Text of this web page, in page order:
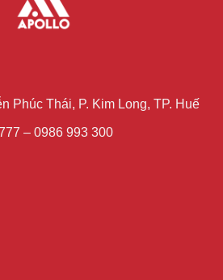
Phúc Thái, P. Kim Long, TP. Huế
– 0986 993 300